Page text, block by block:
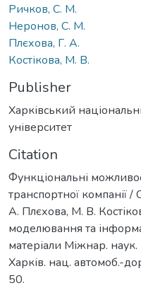
Ричков, С. М.
Неронов, С. М.
Плєхова, Г. А.
Костікова, М. В.
Publisher
Харківський
університет
Citation
Функціональні
транспортної компанії
А. Плєхова, М. В.
моделювання та
матеріали Міжнар.
Харків. нац. автомоб.-
50.